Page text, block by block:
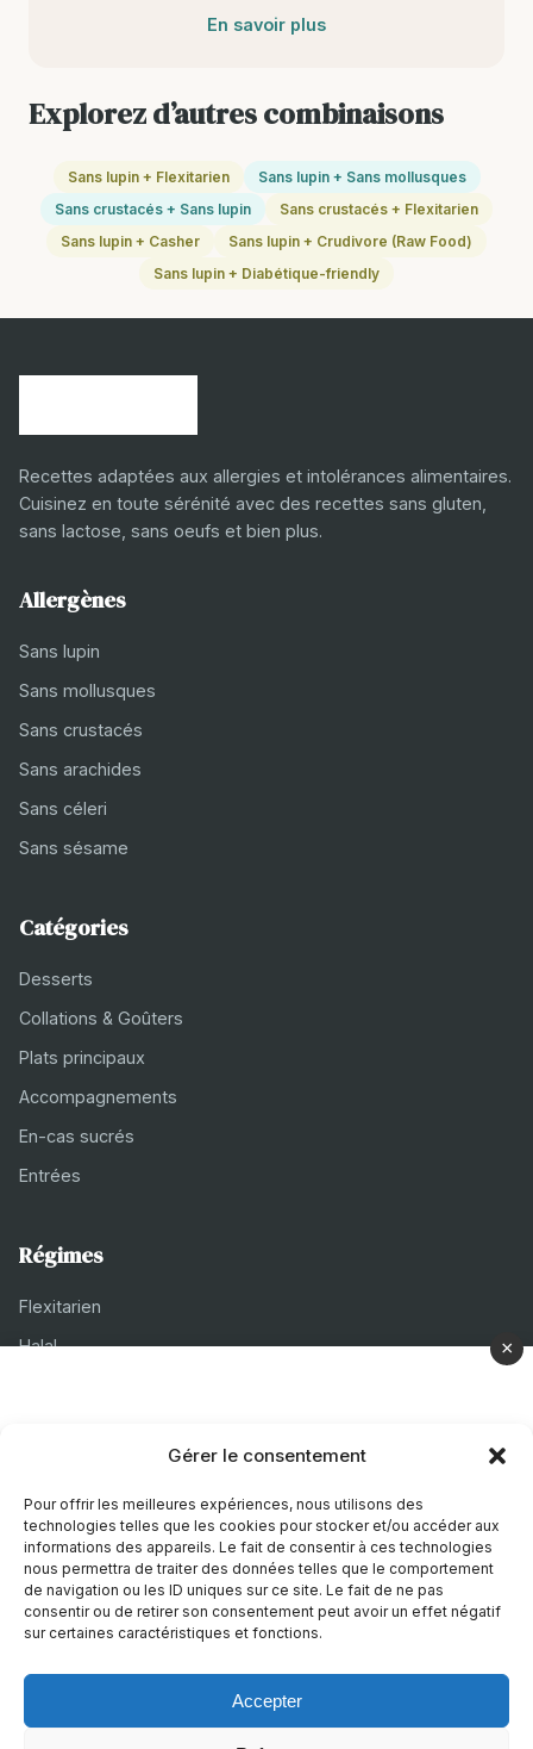
Gérer le consentement
Pour offrir les meilleures expériences, nous utilisons des
technologies telles que les cookies pour stocker et/ou accéder aux
informations des appareils. Le fait de consentir à ces technologies
nous permettra de traiter des données telles que le comportement
de navigation ou les ID uniques sur ce site. Le fait de ne pas
consentir ou de retirer son consentement peut avoir un effet négatif
sur certaines caractéristiques et fonctions.
Accepter
En savoir plus
Explorez d’autres combinaisons
Sans lupin + Flexitarien
Sans lupin + Sans mollusques
Sans crustacés + Sans lupin
Sans crustacés + Flexitarien
Sans lupin + Casher
Sans lupin + Crudivore (Raw Food)
Sans lupin + Diabétique-friendly
Recettes adaptées aux allergies et intolérances alimentaires.
Cuisinez en toute sérénité avec des recettes sans gluten,
sans lactose, sans oeufs et bien plus.
Allergènes
Sans lupin
Sans mollusques
Sans crustacés
Sans arachides
Sans céleri
Sans sésame
Catégories
Desserts
Collations & Goûters
Plats principaux
Accompagnements
En-cas sucrés
Entrées
Régimes
Flexitarien
Halal
À propos
Mentions légales
Politique de confidentialité
Politique de cookies
×